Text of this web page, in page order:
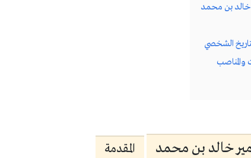
خالد بن محمد
الشخصي
والمناصب
خالد بن محمد المقدمة